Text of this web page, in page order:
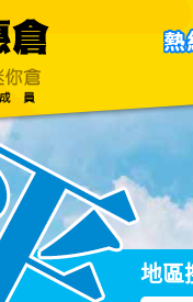
聯絡我們
地區